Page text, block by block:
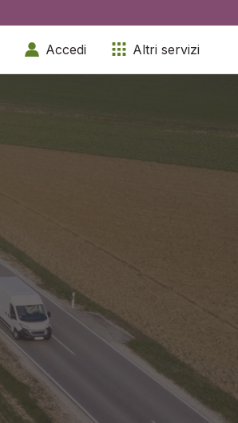
Accedi Altri servizi